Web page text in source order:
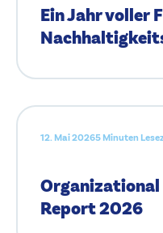
Ein Jahr voller
12. Mai 20265 Minuten
Report 2026